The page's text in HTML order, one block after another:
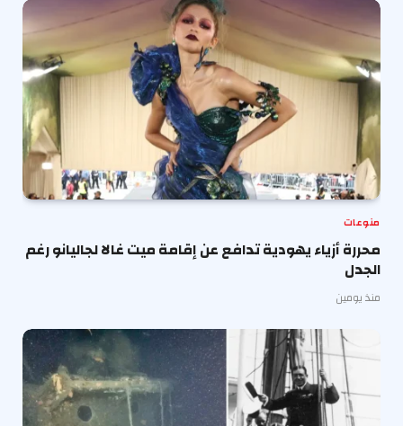
منوعات
محررة أزياء يهودية تدافع عن إقامة ميت غالا لجاليانو رغم
الجدل
منذ يومين